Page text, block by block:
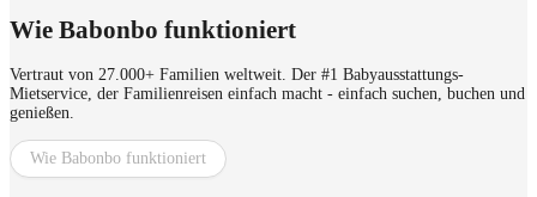
Wie Babonbo funktioniert
Vertraut von 27.000+ Familien weltweit. Der #1 Babyausstattungs-
Mietservice, der Familienreisen einfach macht - einfach suchen, buchen und
genießen.
Wie Babonbo funktioniert